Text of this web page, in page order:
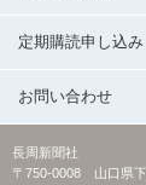
定期購読申し込み
お問い合わせ
長周新聞社
〒750-0008 山口県